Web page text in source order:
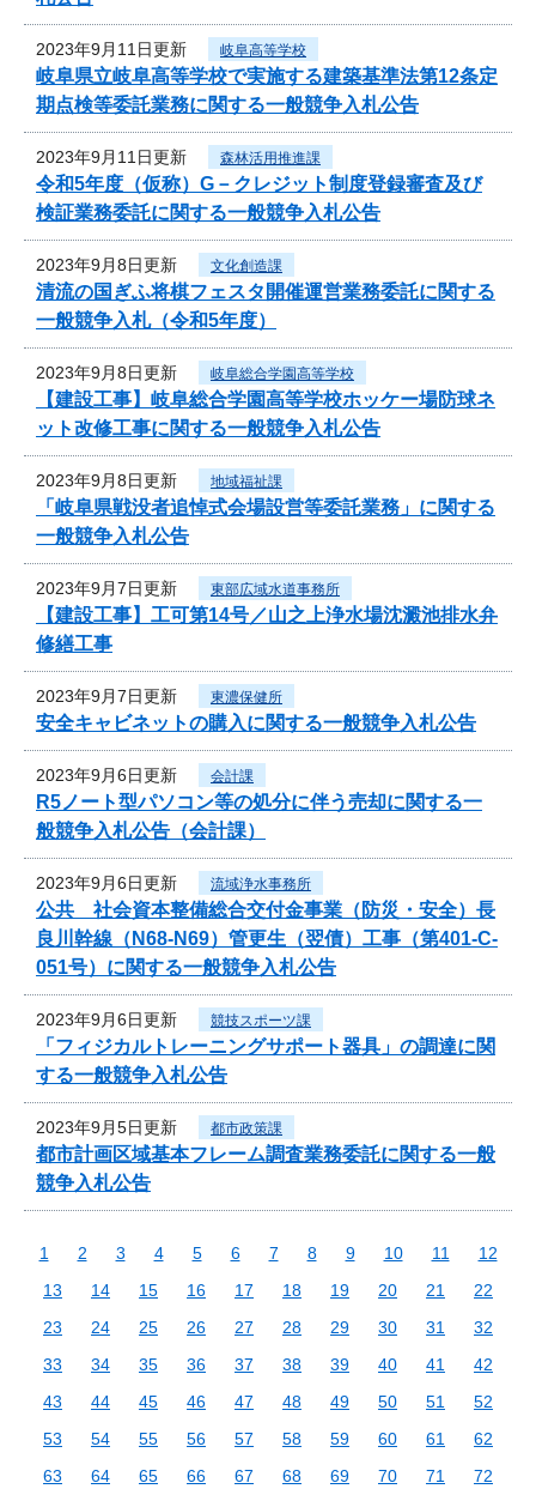
2023年9月11日更新 岐阜高等学校
岐阜県立岐阜高等学校で実施する建築基準法第12条定
期点検等委託業務に関する一般競争入札公告
2023年9月11日更新 森林活用推進課
令和5年度（仮称）G－クレジット制度登録審査及び
検証業務委託に関する一般競争入札公告
2023年9月8日更新 文化創造課
清流の国ぎふ将棋フェスタ開催運営業務委託に関する
一般競争入札（令和5年度）
2023年9月8日更新 岐阜総合学園高等学校
【建設工事】岐阜総合学園高等学校ホッケー場防球ネ
ット改修工事に関する一般競争入札公告
2023年9月8日更新 地域福祉課
「岐阜県戦没者追悼式会場設営等委託業務」に関する
一般競争入札公告
2023年9月7日更新 東部広域水道事務所
【建設工事】工可第14号／山之上浄水場沈澱池排水弁
修繕工事
2023年9月7日更新 東濃保健所
安全キャビネットの購入に関する一般競争入札公告
2023年9月6日更新 会計課
R5ノート型パソコン等の処分に伴う売却に関する一
般競争入札公告（会計課）
2023年9月6日更新 流域浄水事務所
公共 社会資本整備総合交付金事業（防災・安全）長
良川幹線（N68-N69）管更生（翌債）工事（第401-C-
051号）に関する一般競争入札公告
2023年9月6日更新 競技スポーツ課
「フィジカルトレーニングサポート器具」の調達に関
する一般競争入札公告
2023年9月5日更新 都市政策課
都市計画区域基本フレーム調査業務委託に関する一般
競争入札公告
1 2 3 4 5 6 7 8 9 10 11
12
13
14 15 16 17 18 19 20 21
22
23
24 25 26 27 28 29 30 31
32
33
34 35 36 37 38 39 40 41
42
43
44 45 46 47 48 49 50 51
52
53
54 55 56 57 58 59 60 61
62
63
64 65 66 67 68 69 70 71
72